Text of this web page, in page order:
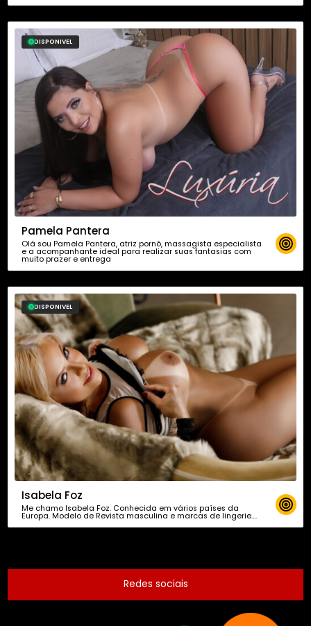
DISPONIVEL
Pamela Pantera
Olá sou Pamela Pantera, atriz pornô, massagista especialista
e a acompanhante ideal para realizar suas fantasias com
muito prazer e entrega
DISPONIVEL
Isabela Foz
Me chamo Isabela Foz. Conhecida em vários países da
Europa. Modelo de Revista masculina e marcas de lingerie….
Redes sociais